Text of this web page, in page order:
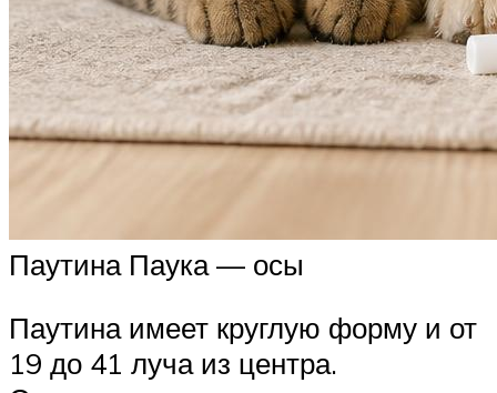
Паутина Паука — осы
Паутина имеет круглую форму и от
19 до 41 луча из центра.